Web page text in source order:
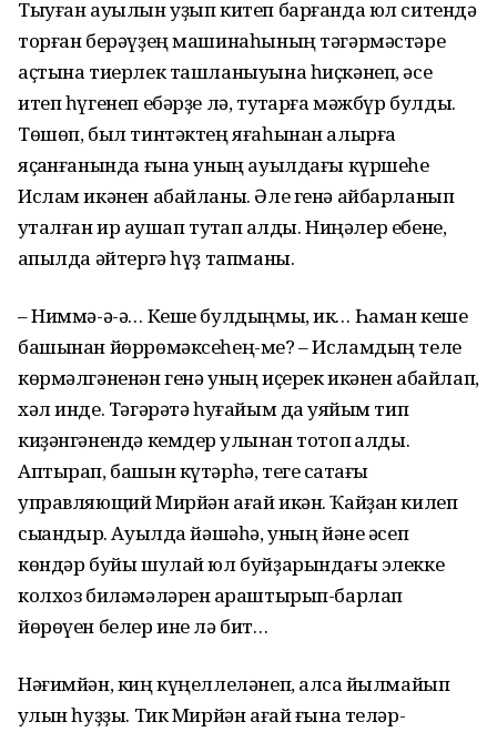
Тыуған ауылын уҙып китеп барғанда юл ситендә
торған берәүҙең машинаһының тәгәрмәстәре
аҫтына тиерлек ташланыуына һиҫкәнеп, әсе
итеп һүгенеп ебәрҙе лә, туҡтарға мәжбүр булды.
Төшөп, был тинтәктең яғаһынан алырға
яҫҡанғанында ғына уның ауылдағы күршеһе
Ислам икәнен абайланы. Әле генә айбарланып
уҡталған ир ҡаушап туҡтап ҡалды. Ниңәлер ебене,
ҡапылда әйтергә һүҙ тапманы.
– Ниммә-ә-ә… Кеше булдыңмы, ик… Һаман кеше
башынан йөррөмәксеһең-ме? – Исламдың теле
көрмәлгәненән генә уның иҫерек икәнен абайлап,
хәл инде. Тәгәрәтә һуғайым да ҡуяйым тип
киҙәнгәнендә кемдер ҡулынан тотоп ҡалды.
Аптырап, башын күтәрһә, теге саҡтағы
управляющий Мирйән ағай икән. Ҡайҙан килеп
сыҡҡандыр. Ауылда йәшәһә, уның йәне әсеп
көндәр буйы шулай юл буйҙарындағы элекке
колхоз биләмәләрен ҡараштырып-барлап
йөрөүен белер ине лә бит…
Нәғимйән, киң күңеллеләнеп, алсаҡ йылмайып
ҡулын һуҙҙы. Тик Мирйән ағай ғына теләр-